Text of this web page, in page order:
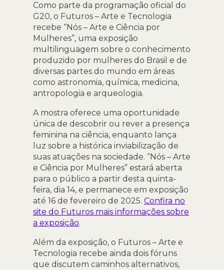
Como parte da programação oficial do
G20, o Futuros – Arte e Tecnologia
recebe “Nós – Arte e Ciência por
Mulheres”, uma exposição
multilinguagem sobre o conhecimento
produzido por mulheres do Brasil e de
diversas partes do mundo em áreas
como astronomia, química, medicina,
antropologia e arqueologia.
A mostra oferece uma oportunidade
única de descobrir ou rever a presença
feminina na ciência, enquanto lança
luz sobre a histórica inviabilização de
suas atuações na sociedade. “Nós – Arte
e Ciência por Mulheres” estará aberta
para o público a partir desta quinta-
feira, dia 14, e permanece em exposição
até 16 de fevereiro de 2025. Confira no
site do Futuros mais informações sobre
a exposição.
Além da exposição, o Futuros – Arte e
Tecnologia recebe ainda dois fóruns
que discutem caminhos alternativos,